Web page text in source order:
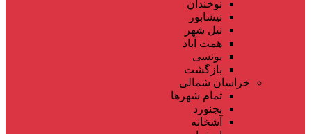
نوخندان
نیشابور
نیل شهر
همت آباد
یونسی
بازگشت
خراسان شمالی
تمام شهر‌ها
بجنورد
آشخانه